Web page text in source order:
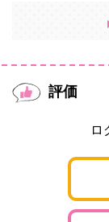
評価
ロ